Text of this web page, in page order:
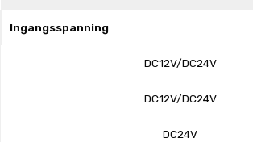
Ingangsspanning
DC12V/DC24V
DC12V/DC24V
DC24V